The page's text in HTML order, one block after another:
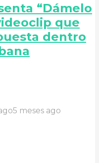
“Dámelo
que
dentro
5 meses ago